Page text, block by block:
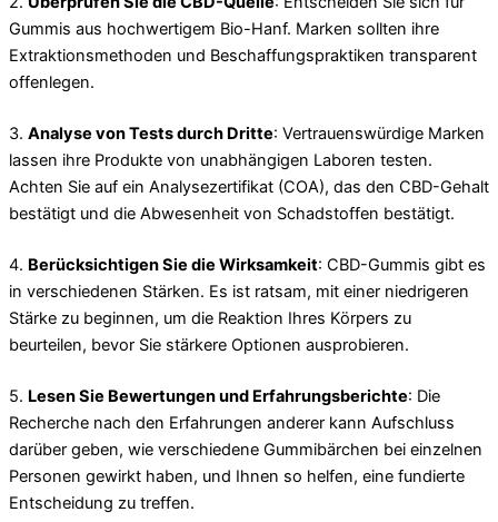
Gummis aus hochwertigem Bio-Hanf. Marken sollten ihre
Extraktionsmethoden und Beschaffungspraktiken transparent
offenlegen.
3. Analyse von Tests durch Dritte: Vertrauenswürdige Marken
lassen ihre Produkte von unabhängigen Laboren testen.
Achten Sie auf ein Analysezertifikat (COA), das den CBD-Gehalt
bestätigt und die Abwesenheit von Schadstoffen bestätigt.
4. Berücksichtigen Sie die Wirksamkeit: CBD-Gummis gibt es
in verschiedenen Stärken. Es ist ratsam, mit einer niedrigeren
Stärke zu beginnen, um die Reaktion Ihres Körpers zu
beurteilen, bevor Sie stärkere Optionen ausprobieren.
5. Lesen Sie Bewertungen und Erfahrungsberichte: Die
Recherche nach den Erfahrungen anderer kann Aufschluss
darüber geben, wie verschiedene Gummibärchen bei einzelnen
Personen gewirkt haben, und Ihnen so helfen, eine fundierte
Entscheidung zu treffen.